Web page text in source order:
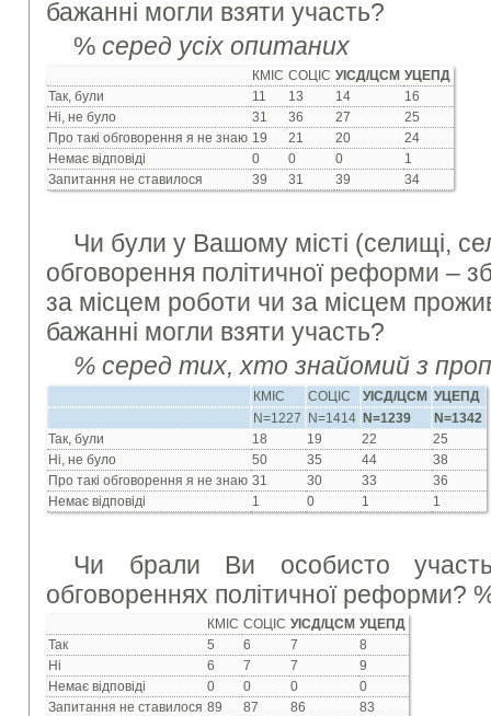
бажанні могли взяти участь?
%серед усіх опитаних
КМІС СОЦІС УІСД/ЦСМ УЦЕПД
Так, були
11 13 14
16
Ні, не було
31 36 27
25
Про такі обговорення я не знаю 19 21 20
24
Немає відповіді
0 0 0
1
Запитання не ставилося
39 31 39 34
Чи були у Вашому місті (селищі,
обговорення політичної реформи –
за місцем роботи чи за місцем
бажанні могли взяти участь?
% серед тих, хто знайомий з
КМІС СОЦІС УІСД/ЦСМ
УЦЕПД
N=1227
N=1414 N=1239
N=1342
Так, були
18 19 22
25
Ні, не було
50 35 44
38
Про такі обговорення я не знаю 31 30 33
36
Немає відповіді
1 0 1 1
Чи брали Ви особисто
обговореннях політичної реформи?
КМІС СОЦІС УІСД/ЦСМ УЦЕПД
Так
5 6 7
8
Ні
6 7 7
9
Немає відповіді
0 0 0
0
Запитання не ставилося 89 87 86 83